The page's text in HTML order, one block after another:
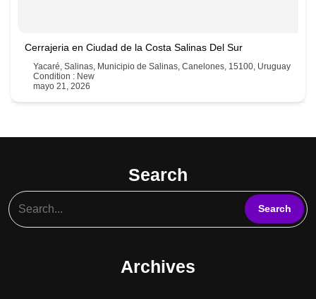
Cerrajeria en Ciudad de la Costa Salinas Del Sur
Yacaré, Salinas, Municipio de Salinas, Canelones, 15100, Uruguay
Condition : New
mayo 21, 2026
Search
Archives